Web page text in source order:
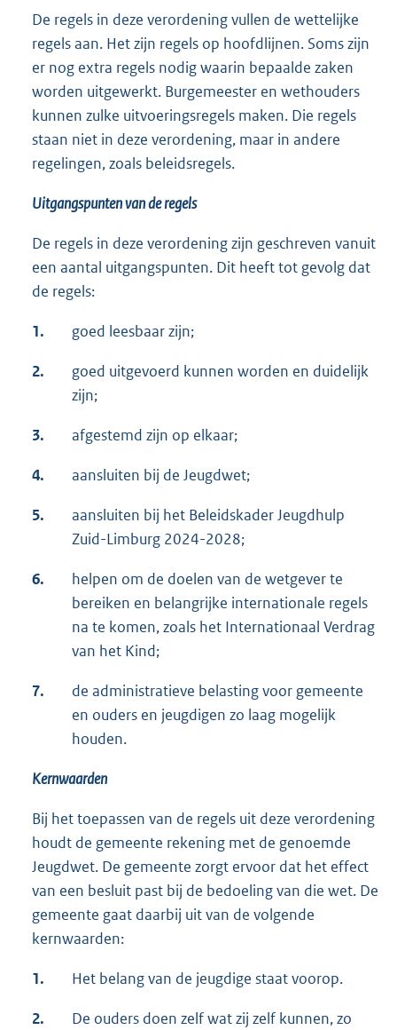
De regels in deze verordening vullen de wettelijke
regels aan. Het zijn regels op hoofdlijnen. Soms zijn
er nog extra regels nodig waarin bepaalde zaken
worden uitgewerkt. Burgemeester en wethouders
kunnen zulke uitvoeringsregels maken. Die regels
staan niet in deze verordening, maar in andere
regelingen, zoals beleidsregels.
Uitgangspunten van de regels
De regels in deze verordening zijn geschreven vanuit
een aantal uitgangspunten. Dit heeft tot gevolg dat
de regels:
1. goed leesbaar zijn;
2.
goed uitgevoerd kunnen worden en duidelijk
zijn;
3. afgestemd zijn op elkaar;
4. aansluiten bij de Jeugdwet;
5.
aansluiten bij het Beleidskader Jeugdhulp
Zuid-Limburg 2024-2028;
6.
helpen om de doelen van de wetgever te
bereiken en belangrijke internationale regels
na te komen, zoals het Internationaal Verdrag
van het Kind;
7.
de administratieve belasting voor gemeente
en ouders en jeugdigen zo laag mogelijk
houden.
Kernwaarden
Bij het toepassen van de regels uit deze verordening
houdt de gemeente rekening met de genoemde
Jeugdwet. De gemeente zorgt ervoor dat het effect
van een besluit past bij de bedoeling van die wet. De
gemeente gaat daarbij uit van de volgende
kernwaarden:
1. Het belang van de jeugdige staat voorop.
2.
De ouders doen zelf wat zij zelf kunnen, zo